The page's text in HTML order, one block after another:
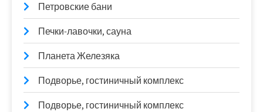
Петровские бани
Печки-лавочки, сауна
Планета Железяка
Подворье, гостиничный комплекс
Подворье, гостиничный комплекс